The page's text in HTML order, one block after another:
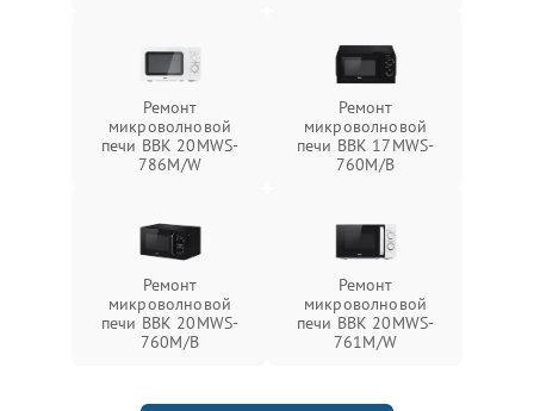
Ремонт
микроволновой
печи BBK 20MWS-
786M/W
Ремонт
микроволновой
печи BBK 17MWS-
760M/B
Ремонт
микроволновой
печи BBK 20MWS-
760M/B
Ремонт
микроволновой
печи BBK 20MWS-
761M/W